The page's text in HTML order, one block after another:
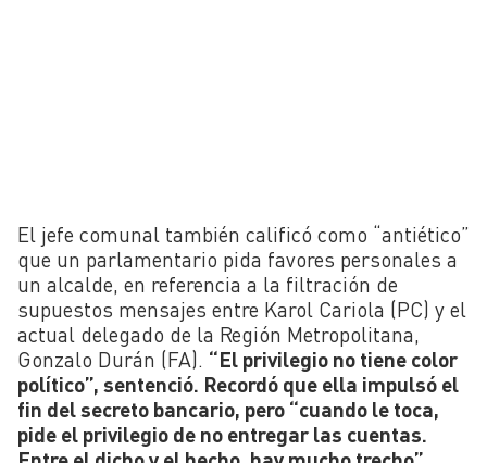
El jefe comunal también calificó como “antiético”
que un parlamentario pida favores personales a
un alcalde, en referencia a la filtración de
supuestos mensajes entre Karol Cariola (PC) y el
actual delegado de la Región Metropolitana,
Gonzalo Durán (FA). “El privilegio no tiene color
político”, sentenció. Recordó que ella impulsó el
fin del secreto bancario, pero “cuando le toca,
pide el privilegio de no entregar las cuentas.